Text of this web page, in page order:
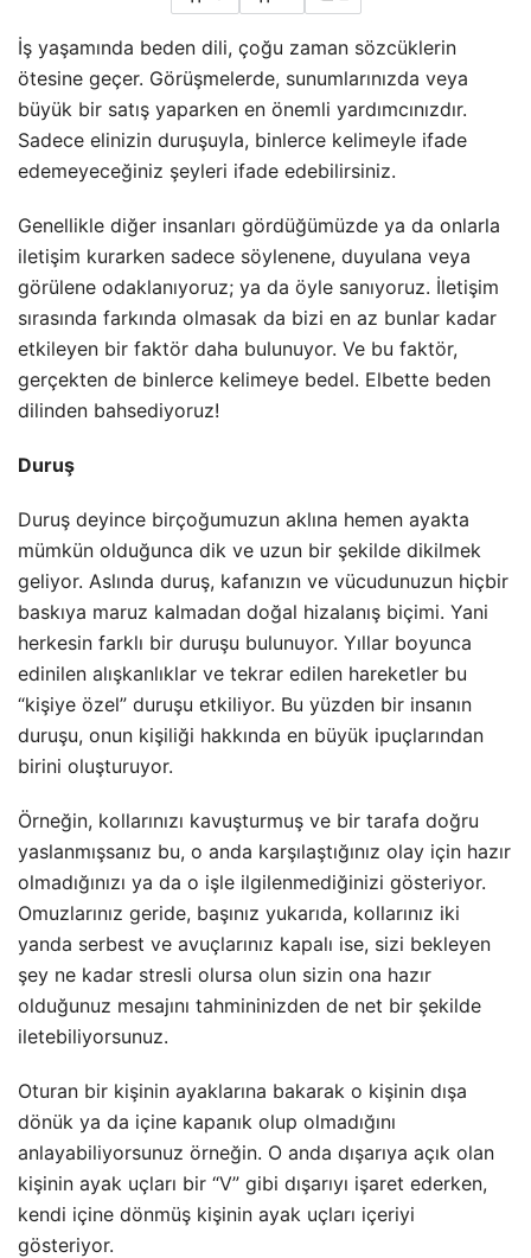
İş yaşamında beden dili, çoğu zaman sözcüklerin
ötesine geçer. Görüşmelerde, sunumlarınızda veya
büyük bir satış yaparken en önemli yardımcınızdır.
Sadece elinizin duruşuyla, binlerce kelimeyle ifade
edemeyeceğiniz şeyleri ifade edebilirsiniz.
Genellikle diğer insanları gördüğümüzde ya da onlarla
iletişim kurarken sadece söylenene, duyulana veya
görülene odaklanıyoruz; ya da öyle sanıyoruz. İletişim
sırasında farkında olmasak da bizi en az bunlar kadar
etkileyen bir faktör daha bulunuyor. Ve bu faktör,
gerçekten de binlerce kelimeye bedel. Elbette beden
dilinden bahsediyoruz!
Duruş
Duruş deyince birçoğumuzun aklına hemen ayakta
mümkün olduğunca dik ve uzun bir şekilde dikilmek
geliyor. Aslında duruş, kafanızın ve vücudunuzun hiçbir
baskıya maruz kalmadan doğal hizalanış biçimi. Yani
herkesin farklı bir duruşu bulunuyor. Yıllar boyunca
edinilen alışkanlıklar ve tekrar edilen hareketler bu
“kişiye özel” duruşu etkiliyor. Bu yüzden bir insanın
duruşu, onun kişiliği hakkında en büyük ipuçlarından
birini oluşturuyor.
Örneğin, kollarınızı kavuşturmuş ve bir tarafa doğru
yaslanmışsanız bu, o anda karşılaştığınız olay için hazır
olmadığınızı ya da o işle ilgilenmediğinizi gösteriyor.
Omuzlarınız geride, başınız yukarıda, kollarınız iki
yanda serbest ve avuçlarınız kapalı ise, sizi bekleyen
şey ne kadar stresli olursa olun sizin ona hazır
olduğunuz mesajını tahmininizden de net bir şekilde
iletebiliyorsunuz.
Oturan bir kişinin ayaklarına bakarak o kişinin dışa
dönük ya da içine kapanık olup olmadığını
anlayabiliyorsunuz örneğin. O anda dışarıya açık olan
kişinin ayak uçları bir “V” gibi dışarıyı işaret ederken,
kendi içine dönmüş kişinin ayak uçları içeriyi
gösteriyor.